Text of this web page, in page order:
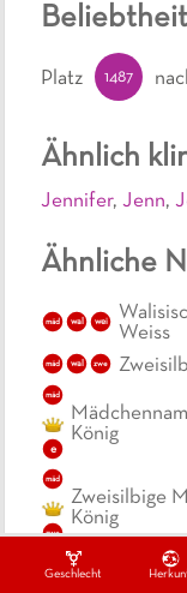
Geschlecht
Ähnlich
Jennifer, Jenn,
Ähnliche
mäd wal wei
Weiss
mäd wal zwe
mäd
e
König
mäd
zwe
Zweisilbige
König
Beliebtheit
Platz 1487